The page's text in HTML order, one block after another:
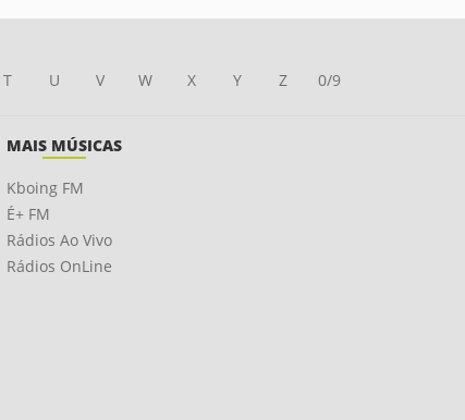
T U V W X Y Z 0/9
MAIS MÚSICAS
Kboing FM
É+ FM
Rádios Ao Vivo
Rádios OnLine